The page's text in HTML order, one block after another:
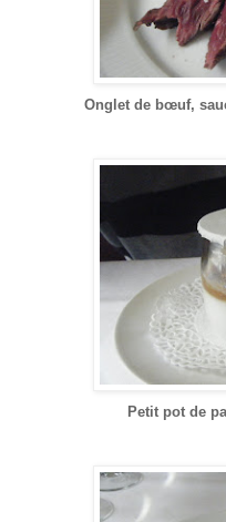
Onglet de bœuf,
Petit pot de